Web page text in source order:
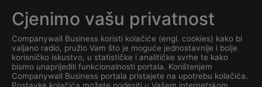
Koliko ima zaposlenih
kompanijaMONTE-DOGS
DOO?
Cjenimo vašu privatnost
Companywall Business koristi kolačiće (engl. cookies) kako bi
valjano radio, pružio Vam što je moguće jednostavnije i bolje
korisničko iskustvo, u statističke i analitičke svrhe te kako
bismo unaprijedili funkcionalnosti portala. Korištenjem
Companywall Business portala pristajete na upotrebu kolačića.